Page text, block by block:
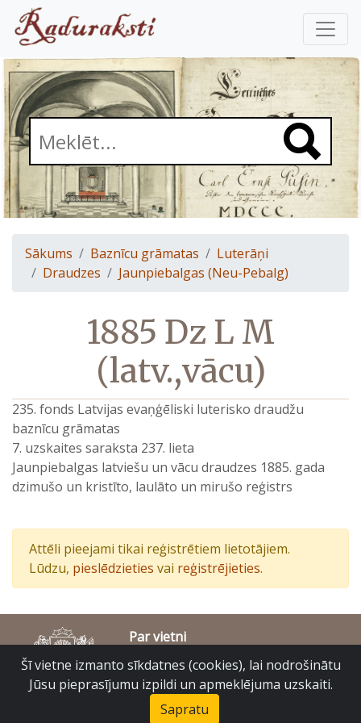
Sākums Baznīcu grāmatas
Luterāņi
Draudzes
Jaunpiebalgas (Neu-Pebalg)
1885 Dz L M
(latv.,vācu)
235. fonds Latvijas evaņģēliski luterisko draudžu
baznīcu grāmatas
7. uzskaites saraksta 237. lieta
Jaunpiebalgas latviešu un vācu draudzes 1885. gada
dzimušo un kristīto, laulāto un mirušo reģistrs
Attēli pieejami tikai reģistrētiem lietotājiem.
Lūdzu, pieslēdzieties vai reģistrējieties.
Par vietni
Piekļūstamības paziņojums
© Latvijas Valsts vēstures arhīvs 2007-2026
Slokas iela 16, Rīga, LV – 1048
Šī vietne izmanto sīkdatnes (cookies), lai nodrošinātu
Jūsu pieprasījumu izpildi un apmeklējuma uzskaiti.
Sapratu